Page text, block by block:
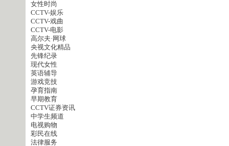
女性时尚
CCTV-娱乐
CCTV-戏曲
CCTV-电影
高尔夫·网球
央视文化精品
先锋纪录
现代女性
英语辅导
游戏竞技
孕育指南
早期教育
CCTV证券资讯
中学生频道
电视购物
彩民在线
法律服务